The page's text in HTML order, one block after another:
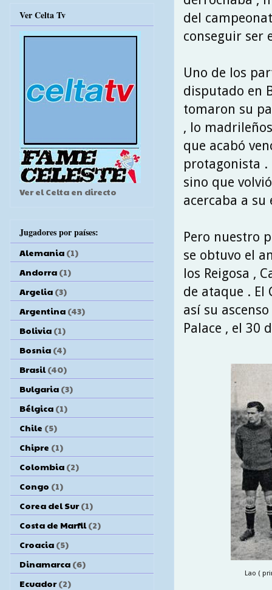
del
conseguir ser
Uno de los
disputado en
tomaron su
, lo
que acabó
protagonista .
sino que
acercaba a
Pero nuestro
se obtuvo el
los Reigosa ,
de ataque . El
así su
Palace , el 30
Lao (
Ver Celta Tv
Ver el Celta en directo
Jugadores por países:
Alemania (1)
Andorra (1)
Argelia (3)
Argentina (43)
Bolivia (1)
Bosnia (4)
Brasil (40)
Bulgaria (3)
Bélgica (1)
Chile (5)
Chipre (1)
Colombia (2)
Congo (1)
Corea del Sur (1)
Costa de Marfil (2)
Croacia (5)
Dinamarca (6)
Ecuador (2)